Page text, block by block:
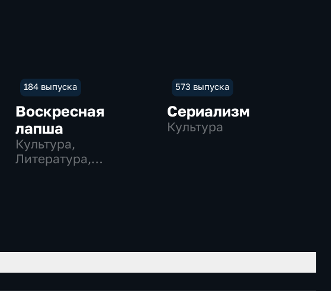
184 выпуска
Воскресная
лапша
Культура,
Литература,
573 выпуска
Сериализм
Культура